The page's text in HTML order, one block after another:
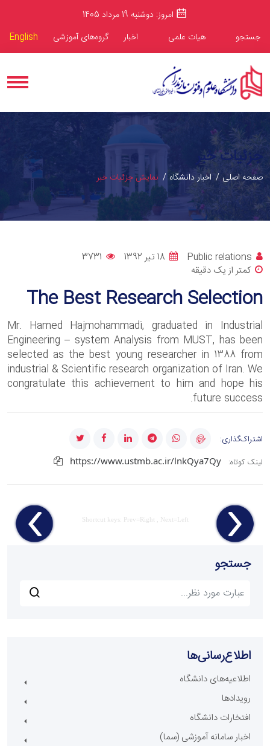
امروز: دوشنبه 19 مرداد 1405
جستجو
هیات علمی اخبار گروه‌های آموزشی English
جزئیات خبر
صفحه اصلی اخبار دانشگاه نمایش جزئیات خبر
Public relations 18 تیر 1392
3731
کمتر از یک دقیقه
The Best Research Selection
Mr. Hamed Hajmohammadi, graduated in Industrial
Engineering – system Analysis from MUST, has been
selected as the best young researcher in 1388 from
industrial & Scientific research organization of Iran. We
congratulate this achievement to him and hope his
future success.
اشتراک‌گذاری:
لینک کوتاه:
https://www.ustmb.ac.ir/lnkQya7Qy
Shortcut keys: Prev=Right , Next=Left
جستجو
اطلاع‌رسانی‌ها
اطلاعیه‌های دانشگاه
رویدادها
افتخارات دانشگاه
اخبار سامانه آموزشی (سما)